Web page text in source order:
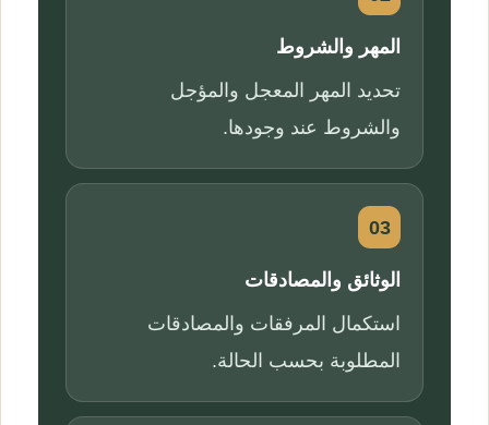
المهر والشروط
تحديد المهر المعجل والمؤجل
والشروط عند وجودها.
03
الوثائق والمصادقات
استكمال المرفقات والمصادقات
المطلوبة بحسب الحالة.